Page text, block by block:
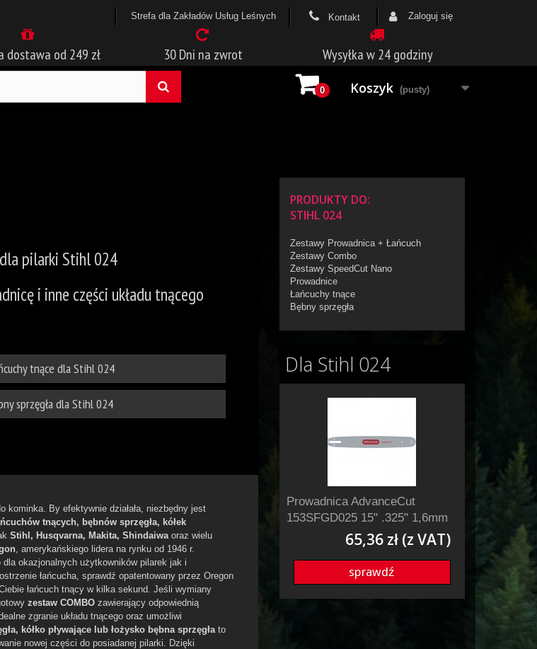
Zaloguj się
Kontakt
Strefa dla Zakładów Usług Leśnych
dostawa od 249 zł 30 Dni na zwrot Wysyłka w 24 godziny
0 Koszyk (pusty)
pilarki Stihl 024
i inne części układu tnącego
tnące dla Stihl 024
sprzęgła dla Stihl 024
kominka. By efektywnie działała, niezbędny jest
tnących, bębnów sprzęgła, kółek
Stihl, Husqvarna, Makita, Shindaiwaoraz wielu
, amerykańskiego lidera na rynku od 1946 r.
dla okazjonalnych użytkowników pilarek jak i
łańcucha, sprawdź opatentowany przez Oregon
łańcuch tnący w kilka sekund. Jeśli wymiany
zestaw COMBO zawierający odpowiednią
zgranie układu tnącego oraz umożliwi
kółko pływające lub łożysko bębna sprzęgłato
nowej części do posiadanej pilarki. Dzięki
PRODUKTY DO:
STIHL 024
Zestawy Prowadnica + Łańcuch
Zestawy Combo
Zestawy SpeedCut Nano
Prowadnice
Łańcuchy tnące
Bębny sprzęgła
Dla Stihl 024
Prowadnica AdvanceCut
153SFGD025 15" .325" 1,6mm
65,36 zł (z VAT)
sprawdź